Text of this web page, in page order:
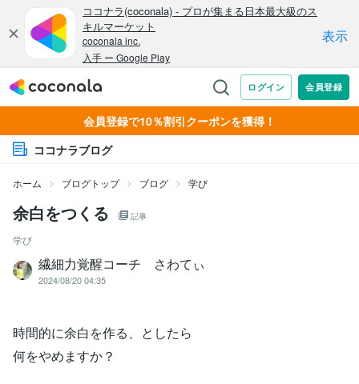
会員登録で10％割引クーポンを獲得！
ココナラブログ
ホーム ブログトップ ブログ 学び
余白をつくる 記事
学び
繊細力覚醒コーチ さわてぃ
2024/08/20 04:35
時間的に余白を作る、としたら
何をやめますか？